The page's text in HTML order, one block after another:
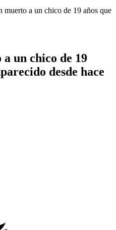
muerto a un chico de 19 años que
un chico de 19
desde hace